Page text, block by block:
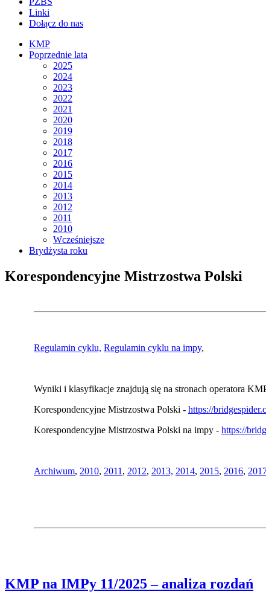
Linki
Dołącz do nas
KMP
Poprzednie lata
2025
2024
2023
2022
2021
2020
2019
2018
2017
2016
2015
2014
2013
2012
2011
2010
Wcześniejsze
Brydżysta roku
Korespondencyjne Mistrzostwa Polski
Regulamin cyklu, Regulamin cyklu na impy,
Wyniki i klasyfikacje znajdują się na stronach operatora
Korespondencyjne Mistrzostwa Polski - https://
Korespondencyjne Mistrzostwa Polski na impy - https://
Archiwum, 2010, 2011 , 2012, 2013, 2014, 2015, 2016,
KMP na IMPy 11/2025 – analiza rozdań